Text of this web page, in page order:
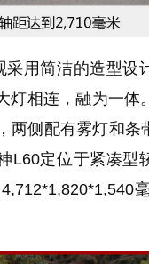
采用简洁的造型设
灯相连，融为一体
两侧配有雾灯和条
L60定位于紧凑型